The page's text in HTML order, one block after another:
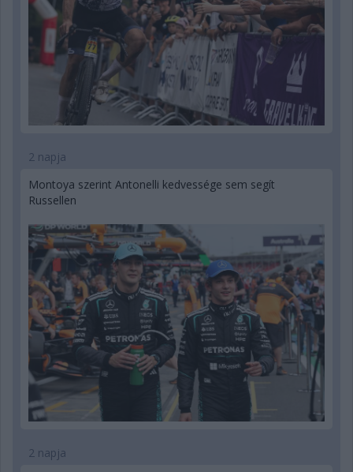
2 napja
Montoya szerint Antonelli kedvessége sem segít
Russellen
2 napja